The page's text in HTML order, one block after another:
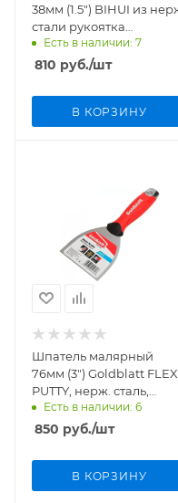
38мм (1.5") BIHUI из нерж.
стали рукоятка
эргономичная PTS1NH
Есть в наличии: 7
810 руб./шт
В КОРЗИНУ
Шпатель малярный
76мм (3") Goldblatt FLEX
PUTTY, нерж. сталь,
ручка SoftGrip G05077
Есть в наличии: 6
850 руб./шт
В КОРЗИНУ